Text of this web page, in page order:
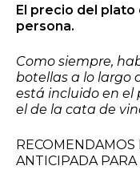
El precio del
persona.
Como siempre,
botellas a lo largo
está incluido en el
el de la cata de
RECOMENDAMOS
ANTICIPADA PARA